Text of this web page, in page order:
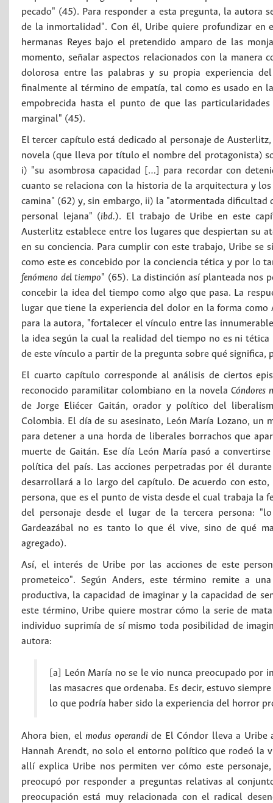
pecado" (45). Para responder a esta pregunta, la autora
de la inmortalidad". Con él, Uribe quiere profundizar
hermanas Reyes bajo el pretendido amparo de las
momento, señalar aspectos relacionados con la manera
dolorosa entre las palabras y su propia experiencia
finalmente al término de empatía, tal como es usado en
empobrecida hasta el punto de que las
marginal" (45).
El tercer capítulo está dedicado al personaje de
novela (que lleva por título el nombre del protagonista)
i) "su asombrosa capacidad […] para recordar con
cuanto se relaciona con la historia de la arquitectura y
camina" (62) y, sin embargo, ii) la "atormentada
personal lejana" (ibd.). El trabajo de Uribe en este
Austerlitz establece entre los lugares que despiertan su
en su conciencia. Para cumplir con este trabajo, Uribe
como este es concebido por la conciencia tética y por lo
fenómeno del tiempo" (65). La distinción así planteada nos
concebir la idea del tiempo como algo que pasa. La
lugar que tiene la experiencia del dolor en la forma
para la autora, "fortalecer el vínculo entre las
la idea según la cual la realidad del tiempo no es ni
de este vínculo a partir de la pregunta sobre qué significa,
El cuarto capítulo corresponde al análisis de ciertos
reconocido paramilitar colombiano en la novelaCóndores
de Jorge Eliécer Gaitán, orador y político del
Colombia. El día de su asesinato, León María Lozano, un
para detener a una horda de liberales borrachos que
muerte de Gaitán. Ese día León María pasó a
política del país. Las acciones perpetradas por él
desarrollará a lo largo del capítulo. De acuerdo con
persona, que es el punto de vista desde el cual trabaja
del personaje desde el lugar de la tercera persona:
Gardeazábal no es tanto lo que él vive, sino de qué
agregado).
Así, el interés de Uribe por las acciones de este
prometeico". Según Anders, este término remite a
productiva, la capacidad de imaginar y la capacidad de
este término, Uribe quiere mostrar cómo la serie de
individuo suprimía de sí mismo toda posibilidad de
autora:
[a] León María no se le vio nunca preocupado por
las masacres que ordenaba. Es decir, estuvo
lo que podría haber sido la experiencia del horror
Ahora bien, el modus operandi de El Cóndor lleva a Uribe
Hannah Arendt, no solo el entorno político que rodeó la
allí explica Uribe nos permiten ver cómo este
preocupó por responder a preguntas relativas al
preocupación está muy relacionada con el radical